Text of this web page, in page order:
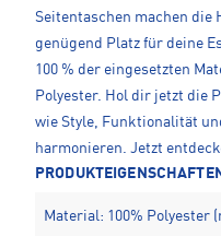
Seitentaschen machen die
genügend Platz für deine
100 % der eingesetzten
Polyester. Hol dir jetzt die
wie Style, Funktionalität
harmonieren. Jetzt
PRODUKTEIGENSCHAFTEN
Material: 100% Polyester